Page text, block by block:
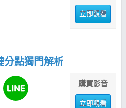
立即觀看
分點獨門解析
購買影音
立即觀看